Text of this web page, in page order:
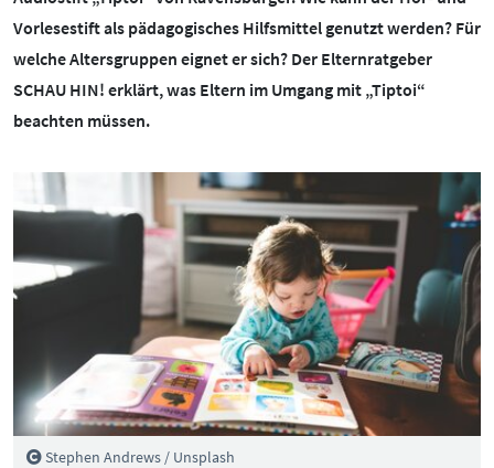
Vorlesestift als pädagogisches Hilfsmittel genutzt werden? Für
welche Altersgruppen eignet er sich? Der Elternratgeber
SCHAU HIN! erklärt, was Eltern im Umgang mit „Tiptoi“
beachten müssen.
Stephen Andrews / Unsplash
BARRIEREFREIHEIT
NEWSLETTER
Datenschutz
Cybergrooming
Cybermobbing
Kinderrechte
Konsolen & PC
Lernen & Medien
Medien & Kleinkinder
Pornografie
Snapchat
TikTok